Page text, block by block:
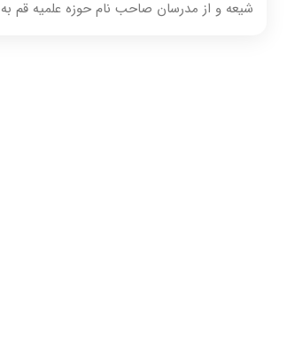
شیعه و از مدرسان صاحب نام حوزه علمیه قم